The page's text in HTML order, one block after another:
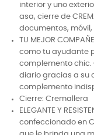
interior y uno
asa, cierre de
documentos,
TU MEJOR
como tu ayudante
complemento chic.
diario gracias a su
complemento
Cierre: Cremallera
ELEGANTE Y
confeccionado en